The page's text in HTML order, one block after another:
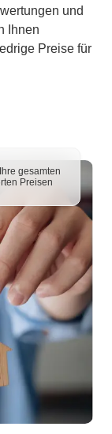
und
Ihnen
Preise für
gesamten
Preisen